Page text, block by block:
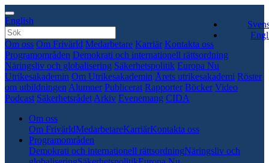
English
Om oss Om Frivärld Medarbetare Karriär Kontakta oss
Programområden Demokrati och internationell rättsordning
Näringsliv och globalisering Säkerhetspolitik Europa Nu
Utrikesakademin Om Utrikesakademin Årets utrikesakademi Röster
om utbildningen Alumner Publicerat Rapporter Böcker Video
Podcast Säkerhetsrådet Arkiv Evenemang CIDA
Om oss
Om FrivärldMedarbetareKarriärKontakta oss
Programområden
Demokrati och internationell rättsordningNäringsliv och